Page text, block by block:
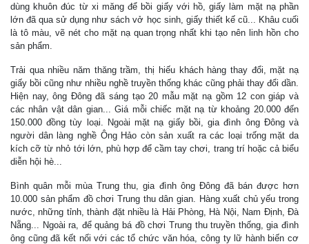
dùng khuôn đúc từ xi măng để bồi giấy với hồ, giấy làm mặt nạ phần
lớn đã qua sử dụng như sách vở học sinh, giấy thiết kế cũ... Khâu cuối
là tô màu, vẽ nét cho mặt nạ quan trọng nhất khi tạo nên linh hồn cho
sản phẩm.
Trải qua nhiều năm thăng trầm, thị hiếu khách hàng thay đổi, mặt nạ
giấy bồi cũng như nhiều nghề truyền thống khác cũng phải thay đổi dần.
Hiện nay, ông Đông đã sáng tạo 20 mẫu mặt nạ gồm 12 con giáp và
các nhân vật dân gian... Giá mỗi chiếc mặt nạ từ khoảng 20.000 đến
150.000 đồng tùy loại. Ngoài mặt nạ giấy bồi, gia đình ông Đông và
người dân làng nghề Ông Hảo còn sản xuất ra các loại trống mặt da
kích cỡ từ nhỏ tới lớn, phù hợp để cầm tay chơi, trang trí hoặc cả biểu
diễn hội hè...
Bình quân mỗi mùa Trung thu, gia đình ông Đông đã bán được hơn
10.000 sản phẩm đồ chơi Trung thu dân gian. Hàng xuất chủ yếu trong
nước, những tỉnh, thành đặt nhiều là Hải Phòng, Hà Nội, Nam Định, Đà
Nẵng... Ngoài ra, để quảng bá đồ chơi Trung thu truyền thống, gia đình
ông cũng đã kết nối với các tổ chức văn hóa, công ty lữ hành biến cơ